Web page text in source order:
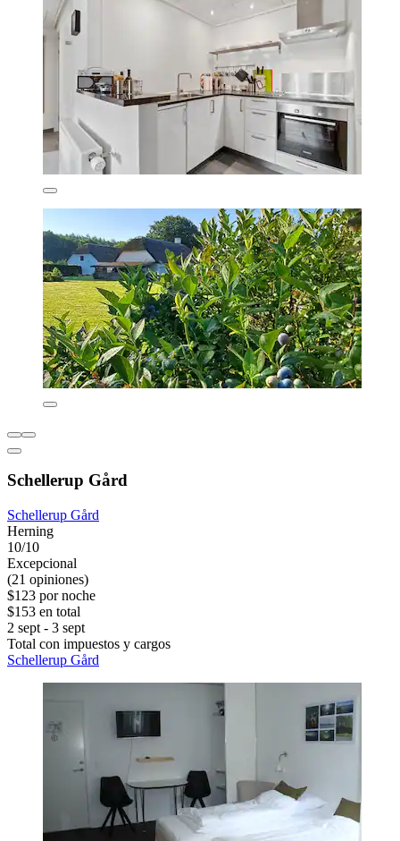
Schellerup Gård
Schellerup Gård
Herning
10/10
Excepcional
(21 opiniones)
$123 por noche
$153 en total
2 sept - 3 sept
Total con impuestos y cargos
Schellerup Gård